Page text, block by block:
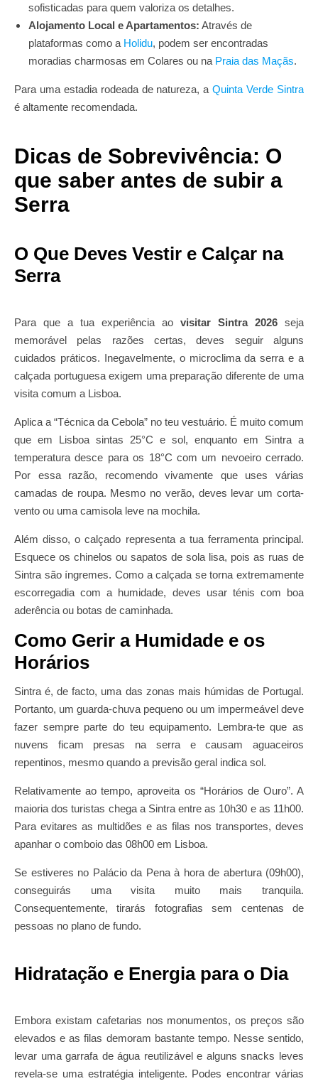
sofisticadas para quem valoriza os detalhes.
Alojamento Local e Apartamentos: Através de
plataformas como a Holidu, podem ser encontradas
moradias charmosas em Colares ou na Praia das Maçãs.
Para uma estadia rodeada de natureza, aQuinta Verde Sintra
é altamente recomendada.
Dicas de Sobrevivência: O
que saber antes de subir a
Serra
O Que Deves Vestir e Calçar na
Serra
Para que a tua experiência ao visitar Sintra 2026 seja
memorável pelas razões certas, deves seguir alguns
cuidados práticos. Inegavelmente, o microclima da serra e a
calçada portuguesa exigem uma preparação diferente de uma
visita comum a Lisboa.
Aplica a “Técnica da Cebola” no teu vestuário. É muito comum
que em Lisboa sintas 25°C e sol, enquanto em Sintra a
temperatura desce para os 18°C com um nevoeiro cerrado.
Por essa razão, recomendo vivamente que uses várias
camadas de roupa. Mesmo no verão, deves levar um corta-
vento ou uma camisola leve na mochila.
Além disso, o calçado representa a tua ferramenta principal.
Esquece os chinelos ou sapatos de sola lisa, pois as ruas de
Sintra são íngremes. Como a calçada se torna extremamente
escorregadia com a humidade, deves usar ténis com boa
aderência ou botas de caminhada.
Como Gerir a Humidade e os
Horários
Sintra é, de facto, uma das zonas mais húmidas de Portugal.
Portanto, um guarda-chuva pequeno ou um impermeável deve
fazer sempre parte do teu equipamento. Lembra-te que as
nuvens ficam presas na serra e causam aguaceiros
repentinos, mesmo quando a previsão geral indica sol.
Relativamente ao tempo, aproveita os “Horários de Ouro”. A
maioria dos turistas chega a Sintra entre as 10h30 e as 11h00.
Para evitares as multidões e as filas nos transportes, deves
apanhar o comboio das 08h00 em Lisboa.
Se estiveres no Palácio da Pena à hora de abertura (09h00),
conseguirás uma visita muito mais tranquila.
Consequentemente, tirarás fotografias sem centenas de
pessoas no plano de fundo.
Hidratação e Energia para o Dia
Embora existam cafetarias nos monumentos, os preços são
elevados e as filas demoram bastante tempo. Nesse sentido,
levar uma garrafa de água reutilizável e alguns snacks leves
revela-se uma estratégia inteligente. Podes encontrar várias